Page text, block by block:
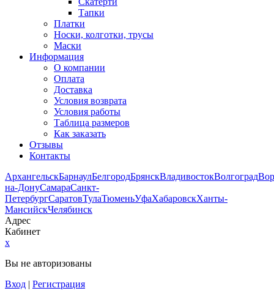
Тапки
Платки
Носки, колготки, трусы
Маски
Информация
О компании
Оплата
Доставка
Условия возврата
Условия работы
Таблица размеров
Как заказать
Отзывы
Контакты
АрхангельскБарнаулБелгородБрянскВладивостокВолгоград
на-ДонуСамараСанкт-
ПетербургСаратовТулаТюменьУфаХабаровскХанты-
МансийскЧелябинск
Адрес
Кабинет
x
Вы не авторизованы
Вход | Регистрация